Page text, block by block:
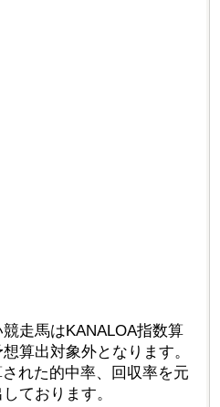
走馬はKANALOA指数算
算出対象外となります。
れた的中率、回収率を元
ております。